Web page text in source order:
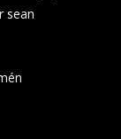
sean